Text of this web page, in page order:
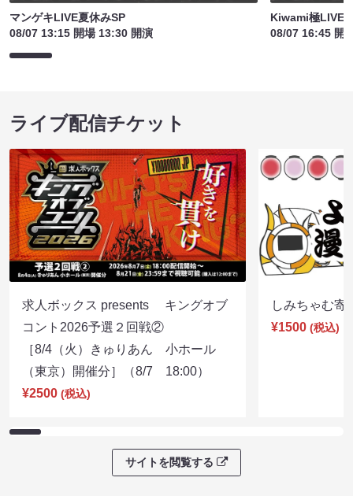
マンゲキLIVE夏休みSP
08/07 13:15 開場 13:30 開演
Kiwami極LIVE
08/07 16:45 開
ライブ配信チケット
求人ボックス presents キングオブ
コント2026予選２回戦②
［8/4（火）きゅりあん 小ホール
（東京）開催分］（8/7 18:00）
¥2500 (税込)
しみちゃむ
¥1500 (税込)
サイトを閲覧する